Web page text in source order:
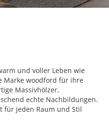
und voller Leben wie
Marke woodford für ihre
Massivhölzer,
echte Nachbildungen.
für jeden Raum und Stil